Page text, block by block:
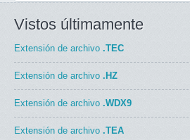
Vistos últimamente
Extensión de archivo .TEC
Extensión de archivo .HZ
Extensión de archivo .WDX9
Extensión de archivo .TEA